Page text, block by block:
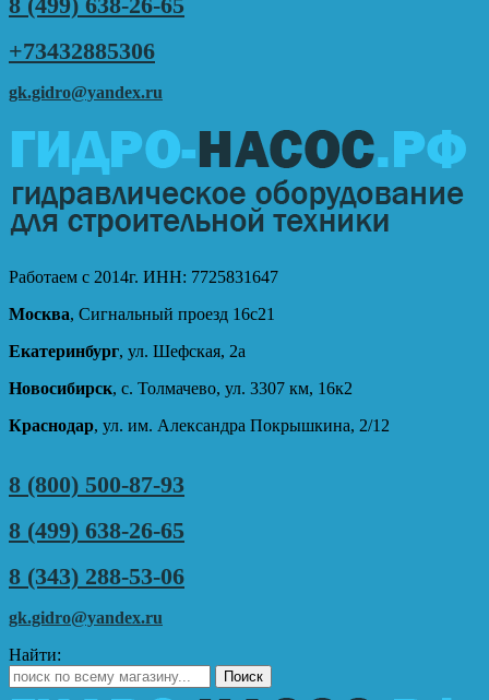
+73432885306
gk.gidro@yandex.ru
Работаем с 2014г. ИНН: 7725831647
Москва, Сигнальный проезд 16с21
Екатеринбург, ул. Шефская, 2а
Новосибирск, с. Толмачево, ул. 3307 км, 16к2
Краснодар, ул. им. Александра Покрышкина, 2/12
8 (800) 500-87-93
8 (499) 638-26-65
8 (343) 288-53-06
gk.gidro@yandex.ru
Найти: